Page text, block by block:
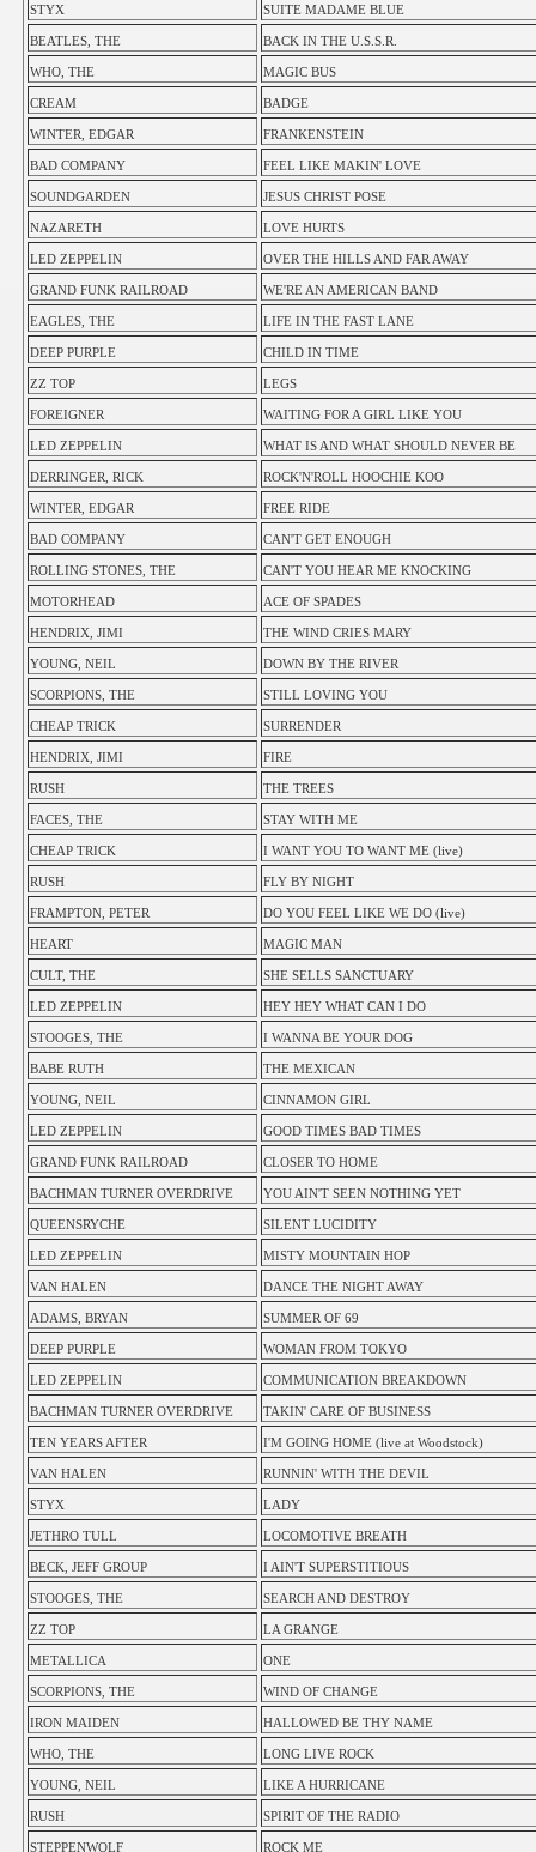
STYX SUITE MADAME BLUE
BEATLES, THE BACK IN THE U.S.S.R.
WHO, THE MAGIC BUS
CREAM BADGE
WINTER, EDGAR FRANKENSTEIN
BAD COMPANY FEEL LIKE MAKIN' LOVE
SOUNDGARDEN JESUS CHRIST POSE
NAZARETH LOVE HURTS
LED ZEPPELIN OVER THE HILLS AND FAR AWAY
GRAND FUNK RAILROAD WE'RE AN AMERICAN BAND
EAGLES, THE LIFE IN THE FAST LANE
DEEP PURPLE CHILD IN TIME
ZZ TOP LEGS
FOREIGNER WAITING FOR A GIRL LIKE YOU
LED ZEPPELIN WHAT IS AND WHAT SHOULD NEVER BE
DERRINGER, RICK ROCK'N'ROLL HOOCHIE KOO
WINTER, EDGAR FREE RIDE
BAD COMPANY CAN'T GET ENOUGH
ROLLING STONES, THE CAN'T YOU HEAR ME KNOCKING
MOTORHEAD ACE OF SPADES
HENDRIX, JIMI THE WIND CRIES MARY
YOUNG, NEIL DOWN BY THE RIVER
SCORPIONS, THE STILL LOVING YOU
CHEAP TRICK SURRENDER
HENDRIX, JIMI FIRE
RUSH THE TREES
FACES, THE STAY WITH ME
CHEAP TRICK I WANT YOU TO WANT ME (live)
RUSH FLY BY NIGHT
FRAMPTON, PETER DO YOU FEEL LIKE WE DO (live)
HEART MAGIC MAN
CULT, THE SHE SELLS SANCTUARY
LED ZEPPELIN HEY HEY WHAT CAN I DO
STOOGES, THE I WANNA BE YOUR DOG
BABE RUTH THE MEXICAN
YOUNG, NEIL CINNAMON GIRL
LED ZEPPELIN GOOD TIMES BAD TIMES
GRAND FUNK RAILROAD CLOSER TO HOME
BACHMAN TURNER OVERDRIVE YOU AIN'T SEEN NOTHING YET
QUEENSRYCHE SILENT LUCIDITY
LED ZEPPELIN MISTY MOUNTAIN HOP
VAN HALEN DANCE THE NIGHT AWAY
ADAMS, BRYAN SUMMER OF 69
DEEP PURPLE WOMAN FROM TOKYO
LED ZEPPELIN COMMUNICATION BREAKDOWN
BACHMAN TURNER OVERDRIVE TAKIN' CARE OF BUSINESS
TEN YEARS AFTER I'M GOING HOME (live at Woodstock)
VAN HALEN RUNNIN' WITH THE DEVIL
STYX LADY
JETHRO TULL LOCOMOTIVE BREATH
BECK, JEFF GROUP I AIN'T SUPERSTITIOUS
STOOGES, THE SEARCH AND DESTROY
ZZ TOP LA GRANGE
METALLICA ONE
SCORPIONS, THE WIND OF CHANGE
IRON MAIDEN HALLOWED BE THY NAME
WHO, THE LONG LIVE ROCK
YOUNG, NEIL LIKE A HURRICANE
RUSH SPIRIT OF THE RADIO
STEPPENWOLF ROCK ME